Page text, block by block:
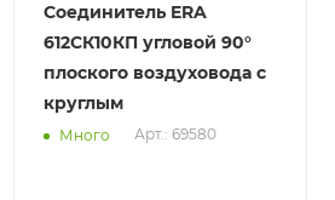
Соединитель ERA
612СК10КП угловой 90°
плоского воздуховода с
круглым
Много Арт.: 69580